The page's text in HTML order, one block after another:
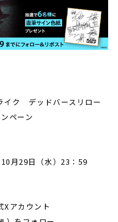
イク デッドバースリロー
ペーン
月29日（水）23：59
アカウント